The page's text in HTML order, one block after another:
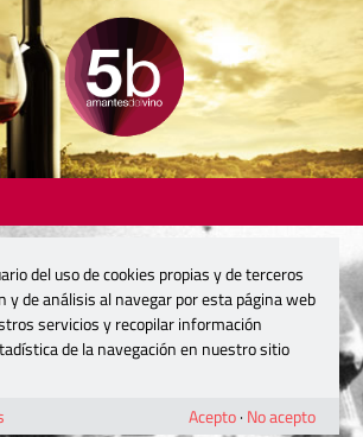
del uso de cookies propias y de terceros
y de análisis al navegar por esta página web
servicios y recopilar información
de la navegación en nuestro sitio
Acepto· No acepto